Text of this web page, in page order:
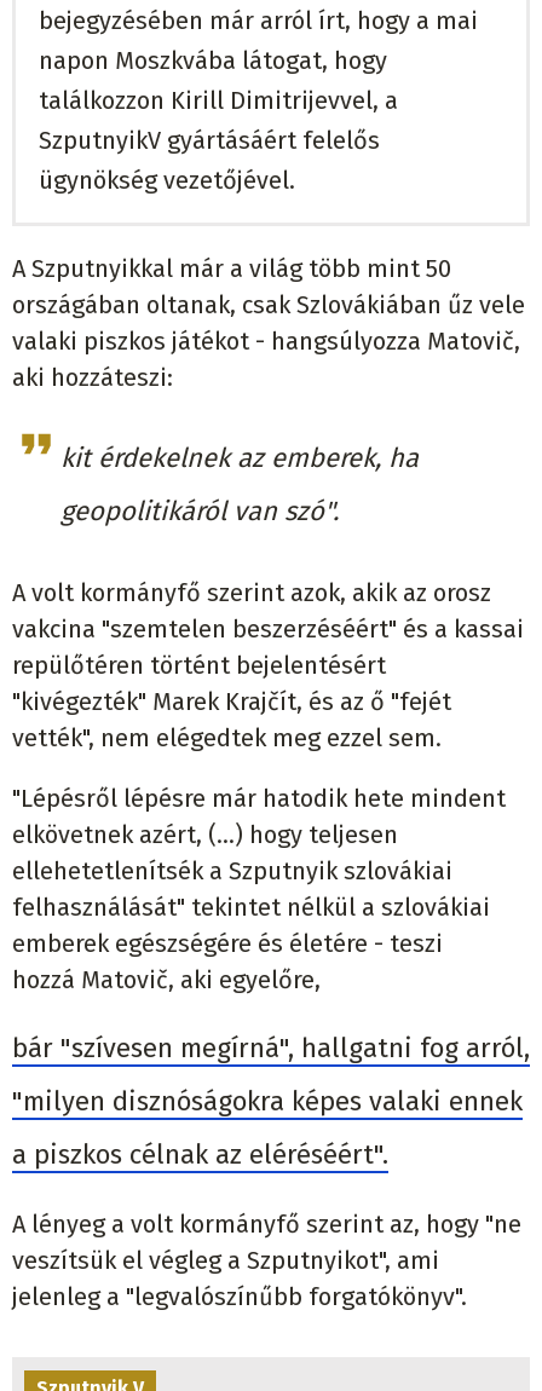
bejegyzésében már arról írt, hogy a mai
napon Moszkvába látogat, hogy
találkozzon Kirill Dimitrijevvel, a
SzputnyikV gyártásáért felelős
ügynökség vezetőjével.
A Szputnyikkal már a világ több mint 50
országában oltanak, csak Szlovákiában űz vele
valaki piszkos játékot - hangsúlyozza Matovič,
aki hozzáteszi:
kit érdekelnek az emberek, ha
geopolitikáról van szó".
A volt kormányfő szerint azok, akik az orosz
vakcina "szemtelen beszerzéséért" és a kassai
repülőtéren történt bejelentésért
"kivégezték" Marek Krajčít, és az ő "fejét
vették", nem elégedtek meg ezzel sem.
"Lépésről lépésre már hatodik hete mindent
elkövetnek azért, (...) hogy teljesen
ellehetetlenítsék a Szputnyik szlovákiai
felhasználását" tekintet nélkül a szlovákiai
emberek egészségére és életére - teszi
hozzá Matovič, aki egyelőre,
bár "szívesen megírná", hallgatni fog arról,
"milyen disznóságokra képes valaki ennek
a piszkos célnak az eléréséért".
A lényeg a volt kormányfő szerint az, hogy "ne
veszítsük el végleg a Szputnyikot", ami
jelenleg a "legvalószínűbb forgatókönyv".